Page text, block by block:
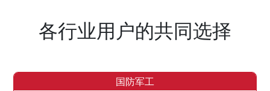
各行业用户的共同选择
国防军工